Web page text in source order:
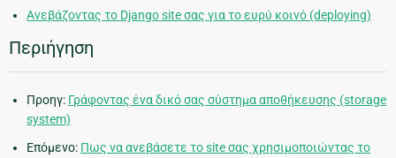
Ανεβάζοντας το Django site σας για το ευρύ κοινό (deploying)
Περιήγηση
Προηγ: Γράφοντας ένα δικό σας σύστημα αποθήκευσης (storage
system)
Επόμενο: Πως να ανεβάσετε το site σας χρησιμοποιώντας το